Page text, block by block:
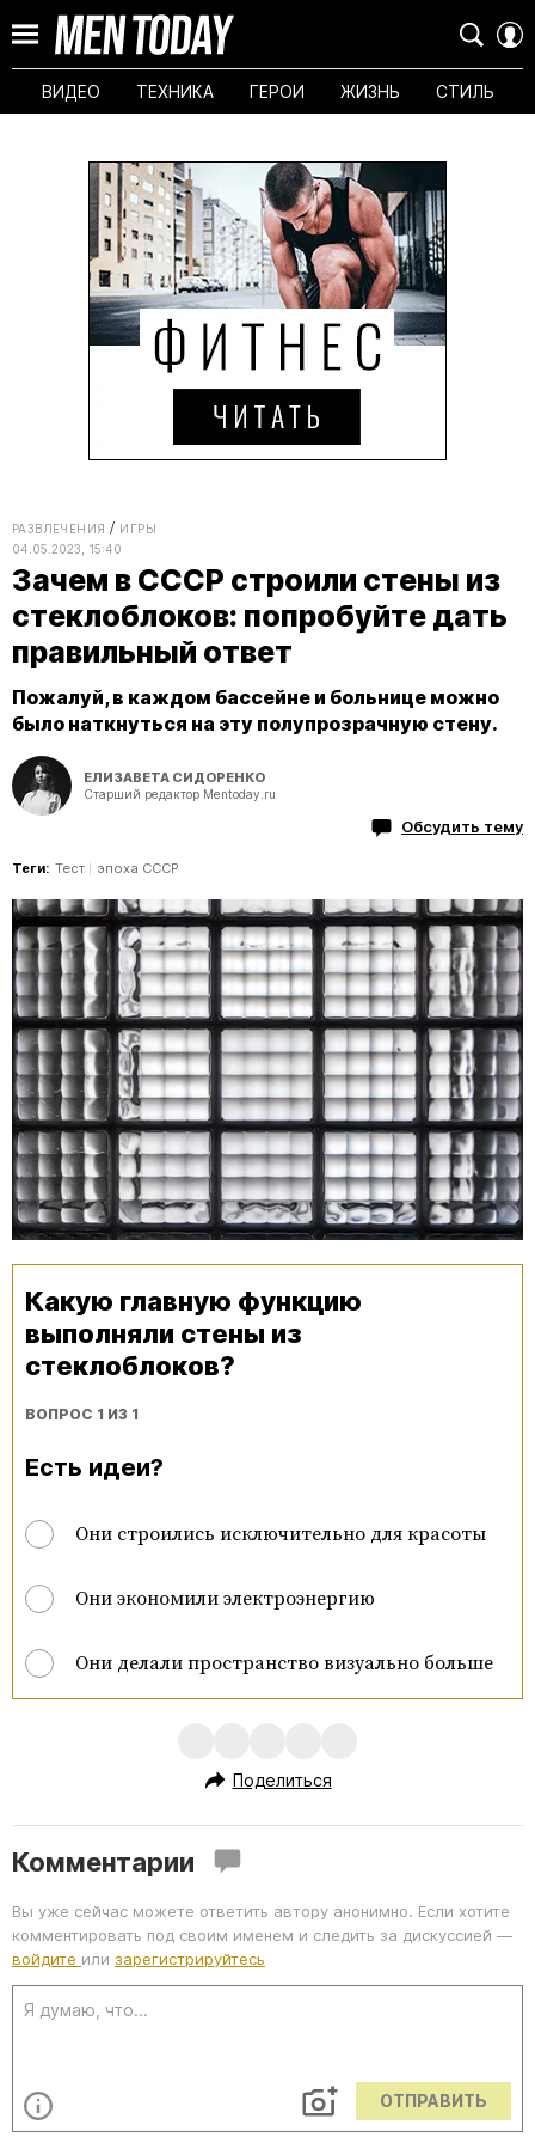
ВИДЕО ТЕХНИКА ГЕРОИ ЖИЗНЬ СТИЛЬ
РАЗВЛЕЧЕНИЯ
ИГРЫ
04.05.2023, 15:40
Зачем в СССР строили стены из
стеклоблоков: попробуйте дать
правильный ответ
Пожалуй, в каждом бассейне и больнице можно
было наткнуться на эту полупрозрачную стену.
ЕЛИЗАВЕТА СИДОРЕНКО
Старший редактор Mentoday.ru
Обсудить тему
Теги: Тест эпоха СССР
Какую главную функцию
выполняли стены из
стеклоблоков?
ВОПРОС 1 ИЗ 1
Есть идеи?
Они строились исключительно для красоты
Они экономили электроэнергию
Они делали пространство визуально больше
Поделиться
Комментарии
Вы уже сейчас можете ответить автору анонимно. Если хотите
комментировать под своим именем и следить за дискуссией —
войдите или зарегистрируйтесь
ОТПРАВИТЬ